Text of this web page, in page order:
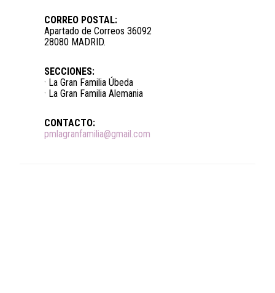
CORREO POSTAL:
Apartado de Correos 36092
28080 MADRID.
SECCIONES:
· La Gran Familia Úbeda
· La Gran Familia Alemania
CONTACTO:
pmlagranfamilia@gmail.com